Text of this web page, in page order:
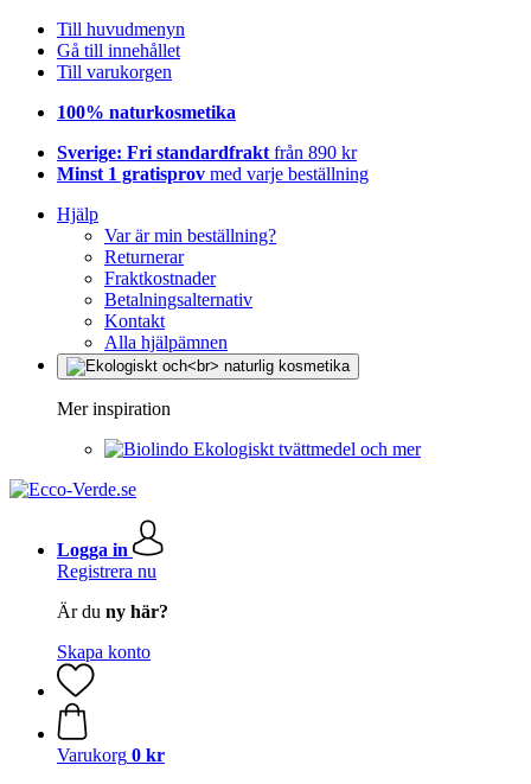
Till huvudmenyn
Gå till innehållet
Till varukorgen
100% naturkosmetika
Sverige: Fri standardfrakt från 890 kr
Minst 1 gratisprov med varje beställning
Hjälp
Var är min beställning?
Returnerar
Fraktkostnader
Betalningsalternativ
Kontakt
Alla hjälpämnen
Mer inspiration
Ekologiskt tvättmedel och mer
Logga in
Registrera nu
Är du ny här?
Skapa konto
Varukorg 0 kr